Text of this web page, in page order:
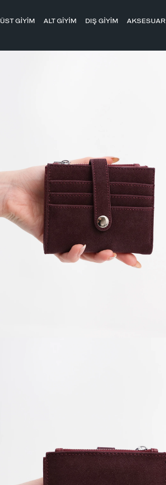
ÜST GİYİM ALT GİYİM DIŞ GİYİM AKSESUAR